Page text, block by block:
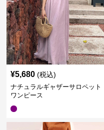
¥5,680 (税込)
ナチュラルギャザーサロペット
ワンピース